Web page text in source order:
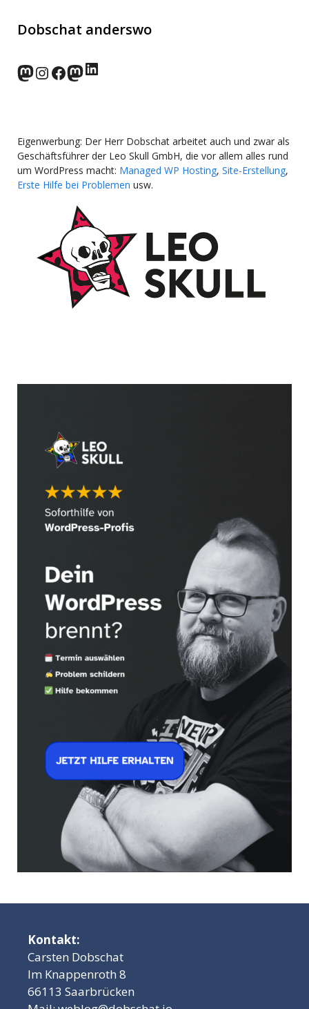
Dobschat anderswo
norden.social
Instagram
Facebook
wp-punks.social
LinkedIn
Eigenwerbung: Der Herr Dobschat arbeitet auch und zwar als
Geschäftsführer der Leo Skull GmbH, die vor allem alles rund
um WordPress macht: Managed WP Hosting, Site-Erstellung,
Erste Hilfe bei Problemen usw.
Kontakt:
Carsten Dobschat
Im Knappenroth 8
66113 Saarbrücken